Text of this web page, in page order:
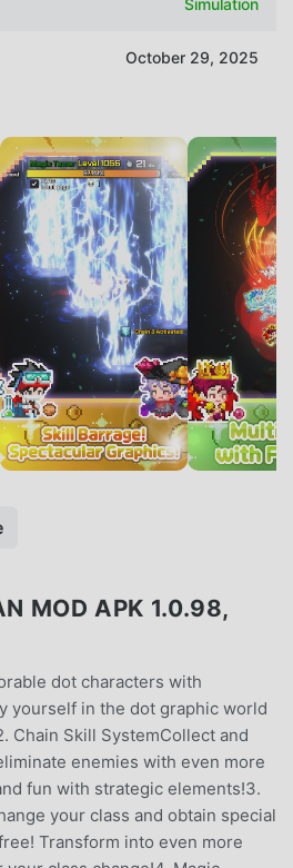
Simulation
October 29, 2025
MOD APK 1.0.98,
dot characters with
yourself in the dot graphic world
Chain Skill SystemCollect and
enemies with even more
fun with strategic elements!3.
your class and obtain special
Transform into even more